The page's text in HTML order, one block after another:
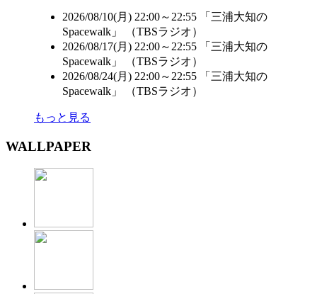
2026/08/10(月) 22:00～22:55 「三浦大知の
Spacewalk」 （TBSラジオ）
2026/08/17(月) 22:00～22:55 「三浦大知の
Spacewalk」 （TBSラジオ）
2026/08/24(月) 22:00～22:55 「三浦大知の
Spacewalk」 （TBSラジオ）
もっと見る
WALLPAPER